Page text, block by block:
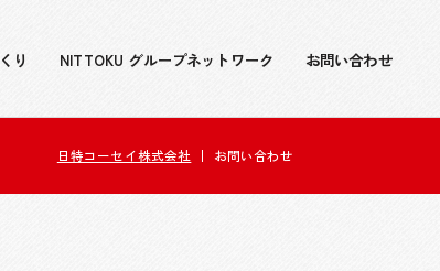
り NITTOKU グループネットワーク お問い合わせ
日特コーセイ株式会社 お問い合わせ